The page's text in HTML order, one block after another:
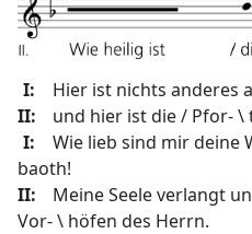
I:
Hier ist nichts anderes
II:
und hier ist die / Pfor- \
I:
Wie lieb sind mir deine
baoth!
II:
Meine Seele verlangt
Vor- \ höfen des Herrn.